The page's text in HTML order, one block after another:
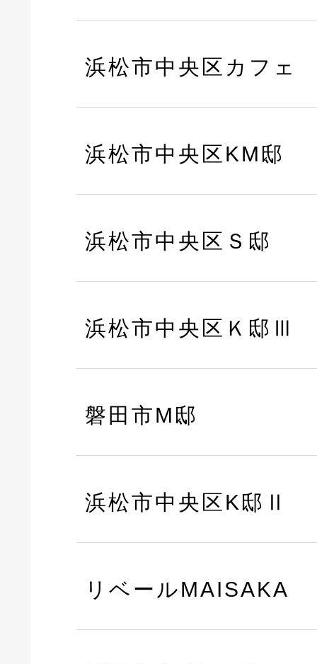
浜松市中央区カフェ
浜松市中央区KM邸
浜松市中央区Ｓ邸
浜松市中央区Ｋ邸Ⅲ
磐田市M邸
浜松市中央区K邸Ⅱ
リベールMAISAKA